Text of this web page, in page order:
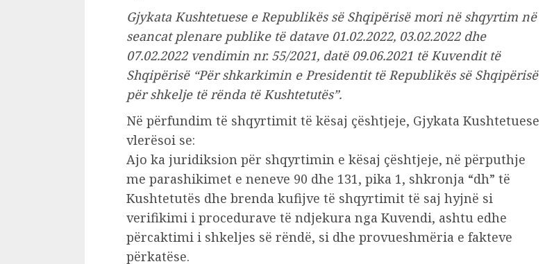
Gjykata Kushtetuese e Republikës së Shqipërisë mori në shqyrtim në
seancat plenare publike të datave 01.02.2022, 03.02.2022 dhe
07.02.2022 vendimin nr. 55/2021, datë 09.06.2021 të Kuvendit të
Shqipërisë “Për shkarkimin e Presidentit të Republikës së Shqipërisë
për shkelje të rënda të Kushtetutës”.
Në përfundim të shqyrtimit të kësaj çështjeje, Gjykata Kushtetuese
vlerësoi se:
Ajo ka juridiksion për shqyrtimin e kësaj çështjeje, në përputhje
me parashikimet e neneve 90 dhe 131, pika 1, shkronja “dh” të
Kushtetutës dhe brenda kufijve të shqyrtimit të saj hyjnë si
verifikimi i procedurave të ndjekura nga Kuvendi, ashtu edhe
përcaktimi i shkeljes së rëndë, si dhe provueshmëria e fakteve
përkatëse.